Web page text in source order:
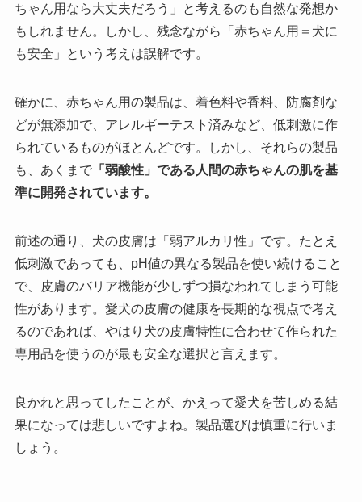
ちゃん用なら大丈夫だろう」と考えるのも自然な発想か
もしれません。しかし、残念ながら「赤ちゃん用＝犬に
も安全」という考えは誤解です。
確かに、赤ちゃん用の製品は、着色料や香料、防腐剤な
どが無添加で、アレルギーテスト済みなど、低刺激に作
られているものがほとんどです。しかし、それらの製品
も、あくまで「弱酸性」である人間の赤ちゃんの肌を基
準に開発されています。
前述の通り、犬の皮膚は「弱アルカリ性」です。たとえ
低刺激であっても、pH値の異なる製品を使い続けること
で、皮膚のバリア機能が少しずつ損なわれてしまう可能
性があります。愛犬の皮膚の健康を長期的な視点で考え
るのであれば、やはり犬の皮膚特性に合わせて作られた
専用品を使うのが最も安全な選択と言えます。
良かれと思ってしたことが、かえって愛犬を苦しめる結
果になっては悲しいですよね。製品選びは慎重に行いま
しょう。